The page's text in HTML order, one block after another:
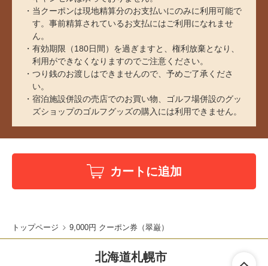
当クーポンは現地精算分のお支払いにのみに利用可能で
す。事前精算されているお支払にはご利用になれませ
ん。
有効期限（180日間）を過ぎますと、権利放棄となり、
利用ができなくなりますのでご注意ください。
つり銭のお渡しはできませんので、予めご了承くださ
い。
宿泊施設併設の売店でのお買い物、ゴルフ場併設のグッ
ズショップのゴルフグッズの購入には利用できません。
カートに追加
トップページ 9,000円 クーポン券（翠巌）
北海道札幌市